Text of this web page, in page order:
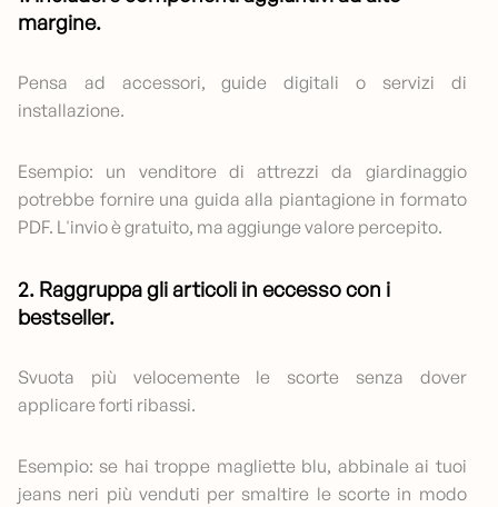
margine.
Pensa ad accessori, guide digitali o servizi di
installazione.
Esempio: un venditore di attrezzi da giardinaggio
potrebbe fornire una guida alla piantagione in formato
PDF. L'invio è gratuito, ma aggiunge valore percepito.
2. Raggruppa gli articoli in eccesso con i
bestseller.
Svuota più velocemente le scorte senza dover
applicare forti ribassi.
Esempio: se hai troppe magliette blu, abbinale ai tuoi
jeans neri più venduti per smaltire le scorte in modo